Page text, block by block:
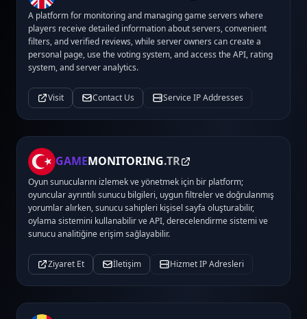
A platform for monitoring and managing game servers where
players receive detailed information about servers, convenient
filters, and verified reviews, while server owners can create a
personal page, use the voting system, and access the API, rating
system, and server analytics.
Visit Contact Us Service IP Addresses
GAMEMONITORING.TR
Oyun sunucularını izlemek ve yönetmek için bir platform;
oyuncular ayrıntılı sunucu bilgileri, uygun filtreler ve doğrulanmış
yorumlar alırken, sunucu sahipleri kişisel sayfa oluşturabilir,
oylama sistemini kullanabilir ve API, derecelendirme sistemi ve
sunucu analitiğine erişim sağlayabilir.
Ziyaret Et İletişim Hizmet IP Adresleri